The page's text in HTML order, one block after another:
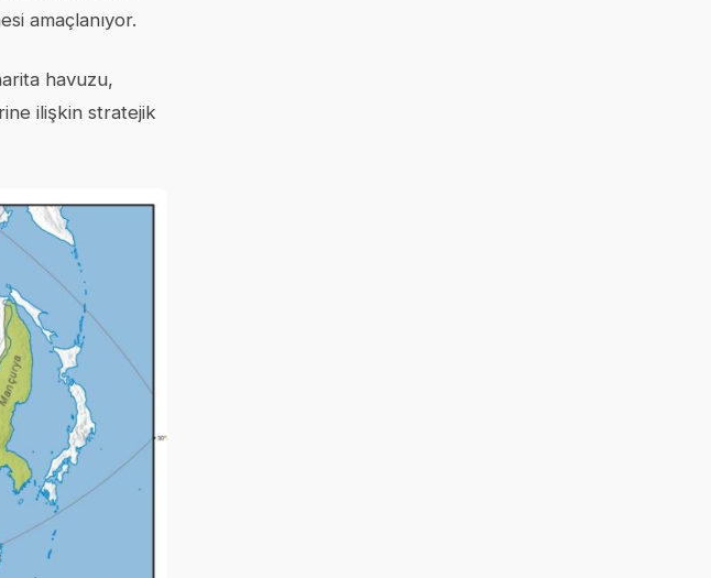
amaçlanıyor.
havuzu,
ilişkin stratejik